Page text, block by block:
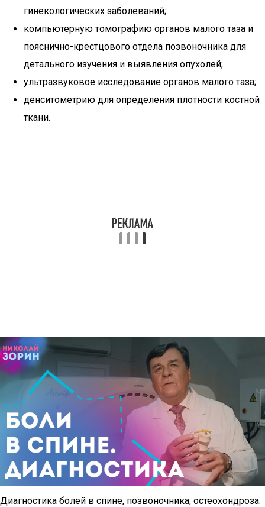
гинекологических заболеваний;
компьютерную томографию органов малого таза и
пояснично-крестцового отдела позвоночника для
детального изучения и выявления опухолей;
ультразвуковое исследование органов малого таза;
денситометрию для определения плотности костной
ткани.
Диагностика болей в спине, позвоночника, остеохондроза.